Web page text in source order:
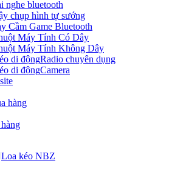
nghe bluetooth
chụp hình tự sướng
Cầm Game Bluetooth
Máy Tính Có Dây
Máy Tính Không Dây
Radio chuyên dụng
Camera
hàng
Loa kéo NBZ